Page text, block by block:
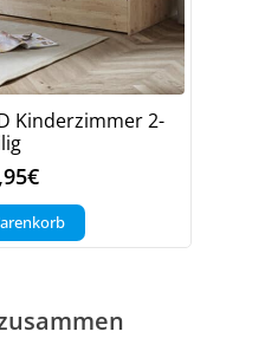
Kinderzimmer 2-
€